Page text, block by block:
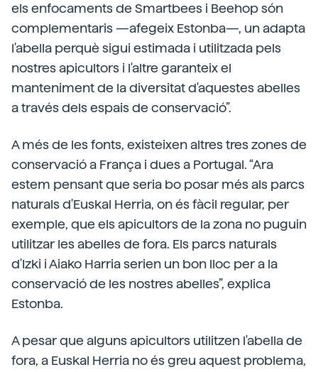
els enfocaments de Smartbees i Beehop són
complementaris —afegeix Estonba—, un adapta
l'abella perquè sigui estimada i utilitzada pels
nostres apicultors i l'altre garanteix el
manteniment de la diversitat d'aquestes abelles
a través dels espais de conservació”.
A més de les fonts, existeixen altres tres zones de
conservació a França i dues a Portugal. “Ara
estem pensant que seria bo posar més als parcs
naturals d'Euskal Herria, on és fàcil regular, per
exemple, que els apicultors de la zona no puguin
utilitzar les abelles de fora. Els parcs naturals
d'Izki i Aiako Harria serien un bon lloc per a la
conservació de les nostres abelles”, explica
Estonba.
A pesar que alguns apicultors utilitzen l'abella de
fora, a Euskal Herria no és greu aquest problema,